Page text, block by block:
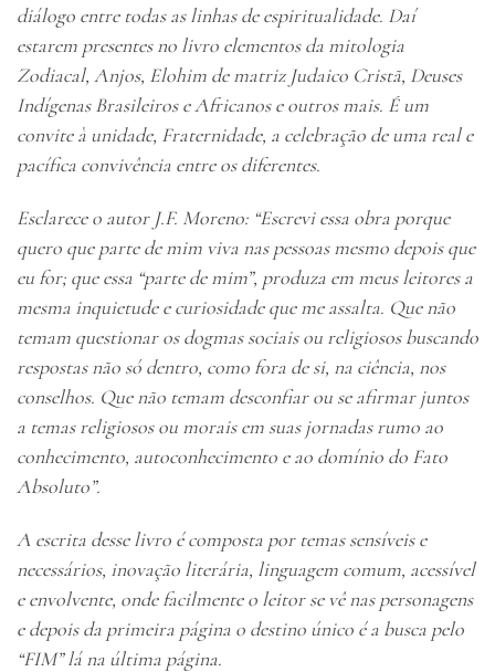
diálogo entre todas as linhas de espiritualidade. Daí
estarem presentes no livro elementos da mitologia
Zodiacal, Anjos, Elohim de matriz Judaico Cristã, Deuses
Indígenas Brasileiros e Africanos e outros mais. É um
convite à unidade, Fraternidade, a celebração de uma real e
pacífica convivência entre os diferentes.
Esclarece o autor J.F. Moreno: “Escrevi essa obra porque
quero que parte de mim viva nas pessoas mesmo depois que
eu for; que essa “parte de mim”, produza em meus leitores a
mesma inquietude e curiosidade que me assalta. Que não
temam questionar os dogmas sociais ou religiosos buscando
respostas não só dentro, como fora de si, na ciência, nos
conselhos. Que não temam desconfiar ou se afirmar juntos
a temas religiosos ou morais em suas jornadas rumo ao
conhecimento, autoconhecimento e ao domínio do Fato
Absoluto”.
A escrita desse livro é composta por temas sensíveis e
necessários, inovação literária, linguagem comum, acessível
e envolvente, onde facilmente o leitor se vê nas personagens
e depois da primeira página o destino único é a busca pelo
“FIM” lá na última página.